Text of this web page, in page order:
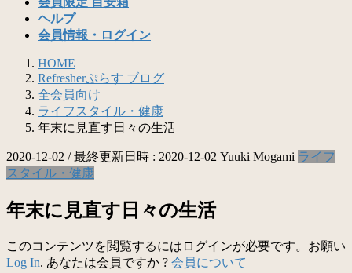
ヘルプ
会員情報・ログイン
HOME
Refresherぷらす ブログ
全会員向け
ライフスタイル・健康
年末に見直す日々の生活
2020-12-02 / 最終更新日時 : 2020-12-02 Yuuki Mogami ライフ
スタイル・健康
年末に見直す日々の生活
このコンテンツを閲覧するにはログインが必要です。お願い
Log In. あなたは会員ですか ? 会員について